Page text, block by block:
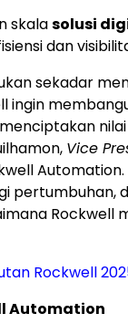
skalasolusi
dan
sekadar
ingin
Vice
pertumbuhan,
Rockwell
Rockwell
Automation